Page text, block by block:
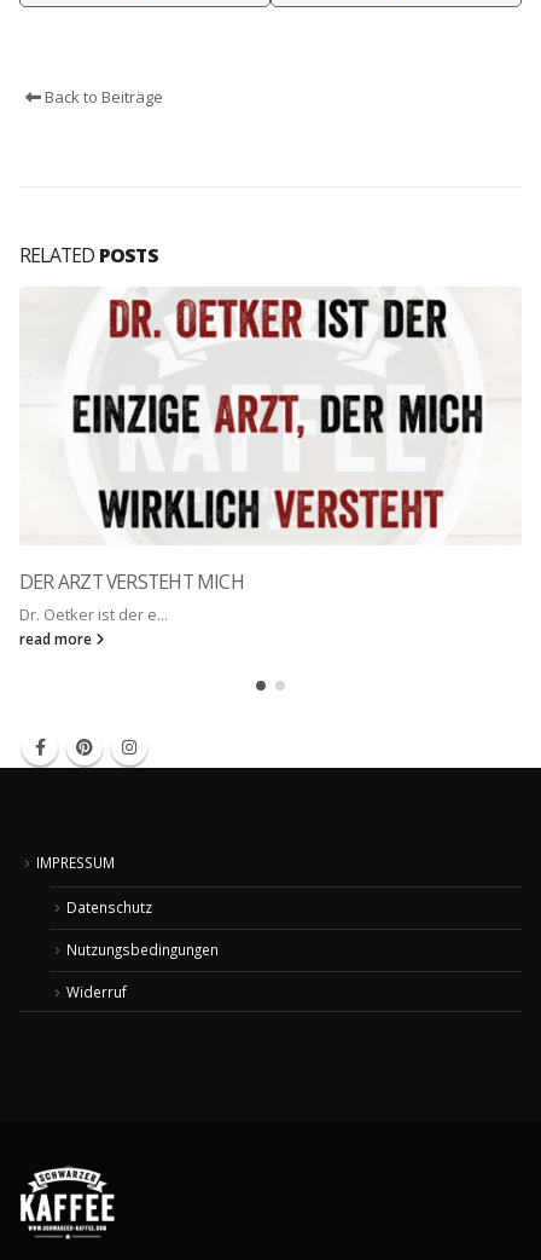
Back to Beiträge
RELATED POSTS
DER ARZT VERSTEHT MICH
Dr. Oetker ist der e...
read more
IMPRESSUM
Datenschutz
Nutzungsbedingungen
Widerruf